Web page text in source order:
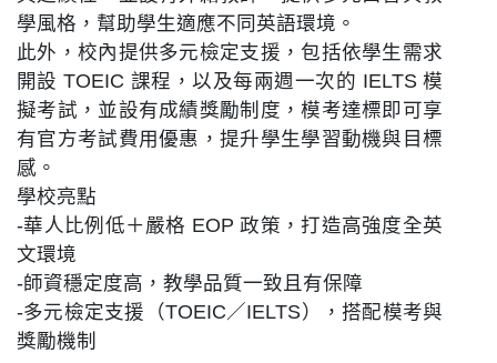
學風格，幫助學生適應不同英語環境。
此外，校內提供多元檢定支援，包括依學生需求
開設 TOEIC 課程，以及每兩週一次的 IELTS 模
擬考試，並設有成績獎勵制度，模考達標即可享
有官方考試費用優惠，提升學生學習動機與目標
感。
學校亮點
-華人比例低＋嚴格 EOP 政策，打造高強度全英
文環境
-師資穩定度高，教學品質一致且有保障
-多元檢定支援（TOEIC／IELTS），搭配模考與
獎勵機制